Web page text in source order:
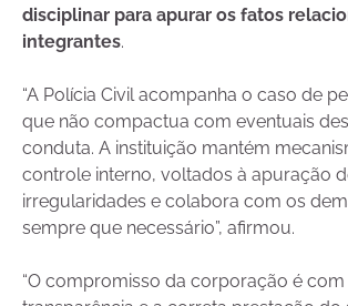
disciplinar para apurar os fatos
integrantes.
“A Polícia Civil acompanha o caso de
que não compactua com eventuais
conduta. A instituição mantém
controle interno, voltados à apuração
irregularidades e colabora com os
sempre que necessário”, afirmou.
“O compromisso da corporação é com